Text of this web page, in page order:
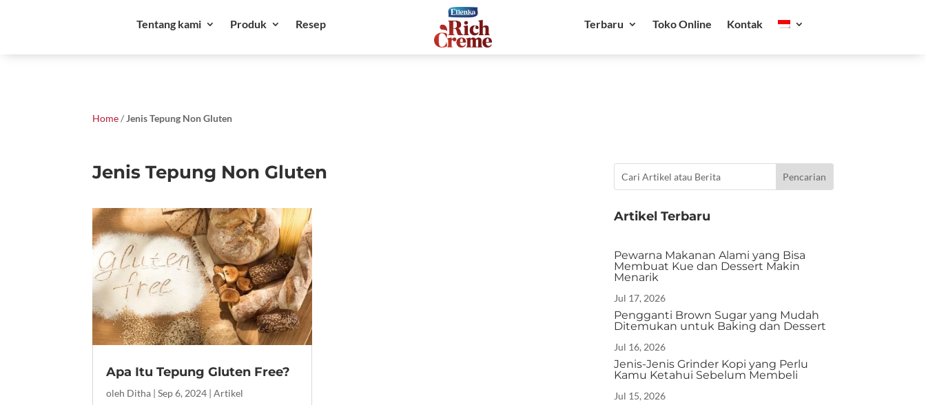
Tentang kami Produk Resep Terbaru Toko Online Kontak
Home/ Jenis Tepung Non Gluten
Jenis Tepung Non Gluten
Apa Itu Tepung Gluten Free?
oleh Ditha |Sep 6, 2024 |Artikel
Artikel Terbaru
Pewarna Makanan Alami yang Bisa
Membuat Kue dan Dessert Makin
Menarik
Jul 17, 2026
Pengganti Brown Sugar yang Mudah
Ditemukan untuk Baking dan Dessert
Jul 16, 2026
Jenis-Jenis Grinder Kopi yang Perlu
Kamu Ketahui Sebelum Membeli
Jul 15, 2026